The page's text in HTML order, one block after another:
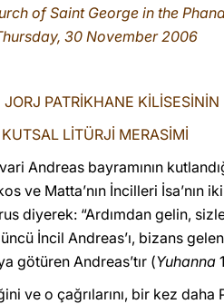
of Saint George in the
30 November 2006
JORJ PATRİKHANE KİLİSESİNİN
KUTSAL LİTÜRJİ MERASİMİ
Andreas bayramının
ve Matta’nın İncilleri İsa’nın
diyerek: “Ardımdan gelin,
İncil Andreas’ı, bizans
götüren Andreas’tır (Yuhanna
ve o çağrılarını, bir kez